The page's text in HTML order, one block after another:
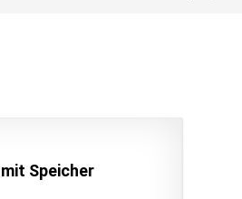
Speicher